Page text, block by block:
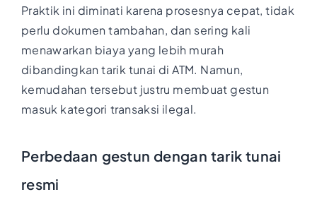
Praktik ini diminati karena prosesnya cepat, tidak
perlu dokumen tambahan, dan sering kali
menawarkan biaya yang lebih murah
dibandingkan tarik tunai di ATM. Namun,
kemudahan tersebut justru membuat gestun
masuk kategori transaksi ilegal.
Perbedaan gestun dengan tarik tunai
resmi